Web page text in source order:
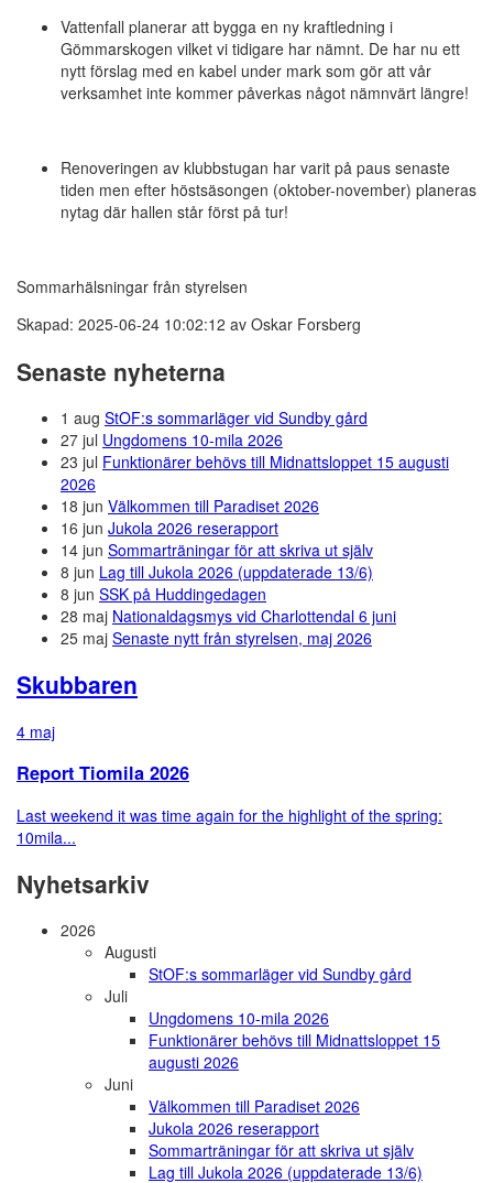
Vattenfall planerar att bygga en ny kraftledning i
Gömmarskogen vilket vi tidigare har nämnt. De har nu ett
nytt förslag med en kabel under mark som gör att vår
verksamhet inte kommer påverkas något nämnvärt längre!
Renoveringen av klubbstugan har varit på paus senaste
tiden men efter höstsäsongen (oktober-november) planeras
nytag där hallen står först på tur!
Sommarhälsningar från styrelsen
Skapad: 2025-06-24 10:02:12 av Oskar Forsberg
Senaste nyheterna
1 aug StOF:s sommarläger vid Sundby gård
27 jul Ungdomens 10-mila 2026
23 jul Funktionärer behövs till Midnattsloppet 15 augusti
2026
18 jun Välkommen till Paradiset 2026
16 jun Jukola 2026 reserapport
14 jun Sommarträningar för att skriva ut själv
8 jun Lag till Jukola 2026 (uppdaterade 13/6)
8 jun SSK på Huddingedagen
28 maj Nationaldagsmys vid Charlottendal 6 juni
25 maj Senaste nytt från styrelsen, maj 2026
Skubbaren
4 maj
Report Tiomila 2026
Last weekend it was time again for the highlight of the spring:
10mila...
Nyhetsarkiv
2026
Augusti
StOF:s sommarläger vid Sundby gård
Juli
Ungdomens 10-mila 2026
Funktionärer behövs till Midnattsloppet 15
augusti 2026
Juni
Välkommen till Paradiset 2026
Jukola 2026 reserapport
Sommarträningar för att skriva ut själv
Lag till Jukola 2026 (uppdaterade 13/6)